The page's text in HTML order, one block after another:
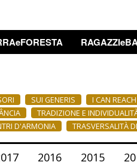
SUI GENERIS
I CAN
TRADIZIONE E
D'ARMONIA TRASVERSALITÀ
2016 2015